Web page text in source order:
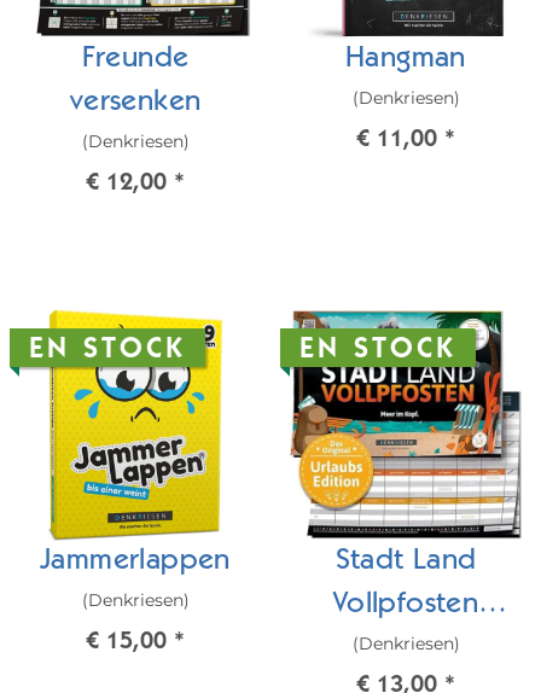
Freunde
versenken
(Denkriesen)
€ 12,00 *
Hangman
(Denkriesen)
€ 11,00 *
EN STOCK
Jammerlappen
(Denkriesen)
€ 15,00 *
EN STOCK
Stadt Land
Vollpfosten
Urlaubsedition
(Denkriesen)
€ 13,00 *